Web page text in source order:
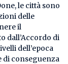
le città sono
delle
il
dall’Accordo di
dell’epoca
di conseguenza